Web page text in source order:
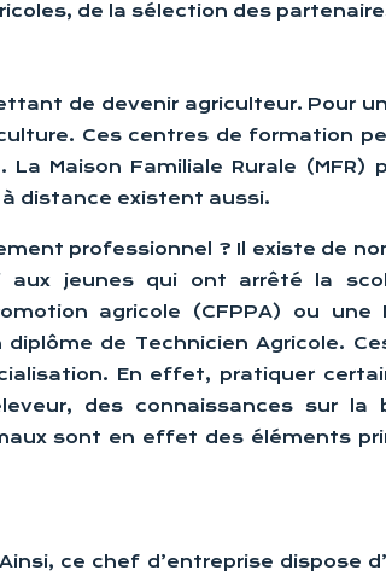
de la sélection des
de devenir agriculteur. Pour
Ces centres de formation
Maison Familiale Rurale
distance existent aussi.
professionnel ? Il existe de
aux jeunes qui ont arrêté la
agricole (CFPPA) ou une
de Technicien Agricole.
En effet, pratiquer
des connaissances sur la
sont en effet des éléments
ce chef d’entreprise dispose